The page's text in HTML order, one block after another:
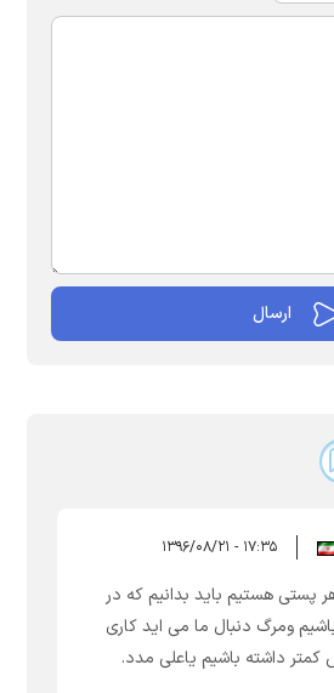
۱۷:۳۵ - ۱۳۹۶/۰۸/۲۱
پستی هستیم باید بدانیم که در
ومرگ دنبال ما می اید کاری
داشته باشیم یاعلی مدد.